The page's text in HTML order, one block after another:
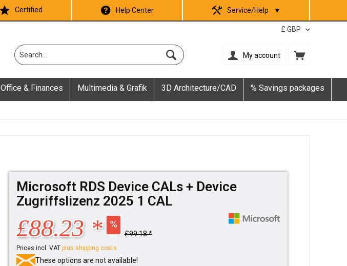
Certified Help Center Service/Help ▼
My account
Office & Finances Multimedia & Grafik 3D Architecture/CAD % Savings packages
Microsoft RDS Device CALs + Device
Zugriffslizenz 2025 1 CAL
£88.23 * £99.18 *
Prices incl. VAT plus shipping costs
These options are not available!